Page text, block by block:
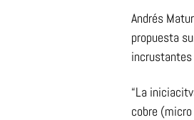
Andrés
propuesta
“La
cobre